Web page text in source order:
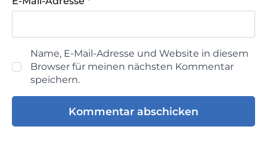
Name, E-Mail-Adresse und Website in diesem
Browser für meinen nächsten Kommentar
speichern.